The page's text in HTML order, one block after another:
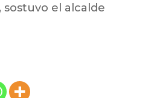
el alcalde